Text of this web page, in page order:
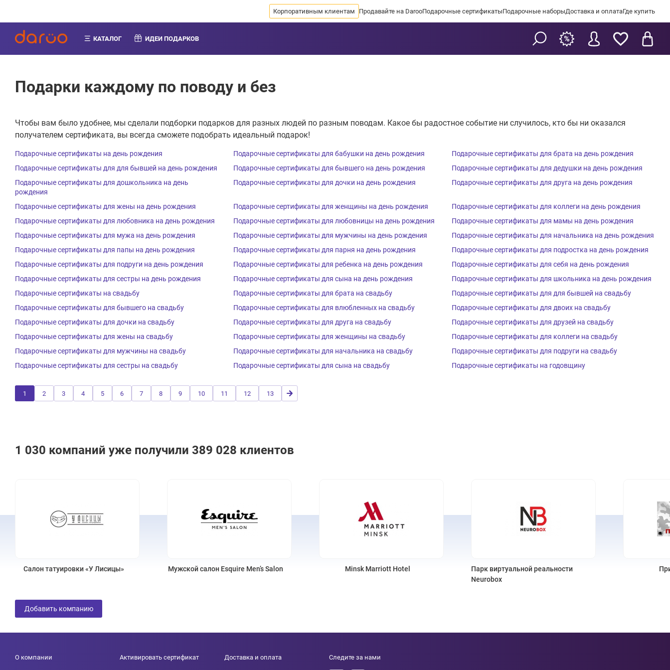
Корпоративным клиентам Продавайте на DarooПодарочные сертификатыПодарочные наборыДоставка и оплатаГде купить
КАТАЛОГ ИДЕИ ПОДАРКОВ
Подарки каждому по поводу и без
Чтобы вам было удобнее, мы сделали подборки подарков для разных людей по разным поводам. Какое бы радостное событие ни случилось, кто бы ни оказался
получателем сертификата, вы всегда сможете подобрать идеальный подарок!
Подарочные сертификаты на день рождения Подарочные сертификаты для бабушки на день рождения
Подарочные сертификаты для брата на день рождения
Подарочные сертификаты для для бывшей на день рождения
Подарочные сертификаты для бывшего на день рождения
Подарочные сертификаты для дедушки на день рождения
Подарочные сертификаты для дошкольника на день
рождения
Подарочные сертификаты для дочки на день рождения Подарочные сертификаты для друга на день рождения
Подарочные сертификаты для жены на день рождения Подарочные сертификаты для женщины на день рождения
Подарочные сертификаты для коллеги на день рождения
Подарочные сертификаты для любовника на день рождения
Подарочные сертификаты для любовницы на день рождения
Подарочные сертификаты для мамы на день рождения
Подарочные сертификаты для мужа на день рождения
Подарочные сертификаты для мужчины на день рождения
Подарочные сертификаты для начальника на день рождения
Подарочные сертификаты для папы на день рождения
Подарочные сертификаты для парня на день рождения
Подарочные сертификаты для подростка на день рождения
Подарочные сертификаты для подруги на день рождения
Подарочные сертификаты для ребенка на день рождения
Подарочные сертификаты для себя на день рождения
Подарочные сертификаты для сестры на день рождения
Подарочные сертификаты для сына на день рождения
Подарочные сертификаты для школьника на день рождения
Подарочные сертификаты на свадьбу
Подарочные сертификаты для брата на свадьбу
Подарочные сертификаты для для бывшей на свадьбу
Подарочные сертификаты для бывшего на свадьбу
Подарочные сертификаты для влюбленных на свадьбу
Подарочные сертификаты для двоих на свадьбу
Подарочные сертификаты для дочки на свадьбу
Подарочные сертификаты для друга на свадьбу
Подарочные сертификаты для друзей на свадьбу
Подарочные сертификаты для жены на свадьбу
Подарочные сертификаты для женщины на свадьбу
Подарочные сертификаты для коллеги на свадьбу
Подарочные сертификаты для мужчины на свадьбу
Подарочные сертификаты для начальника на свадьбу
Подарочные сертификаты для подруги на свадьбу
Подарочные сертификаты для сестры на свадьбу
Подарочные сертификаты для сына на свадьбу Подарочные сертификаты на годовщину
1 2 3 4 5 6 7 8 9 10 11 12 13
1 030 компаний уже получили 389 028 клиентов
Мужской салон Esquire Men’s Salon Minsk Marriott Hotel
Парк виртуальной реальности
Призовой тир
Добавить компанию
О компании Активировать сертификат Доставка и оплата Следите за нами